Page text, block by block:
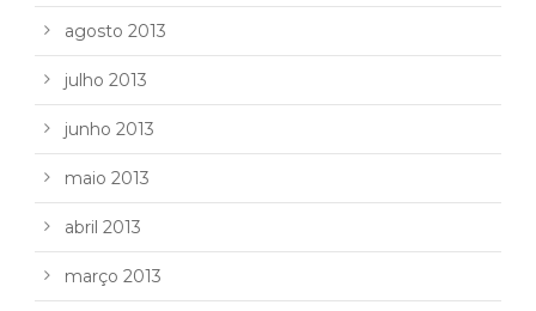
agosto 2013
julho 2013
junho 2013
maio 2013
abril 2013
março 2013